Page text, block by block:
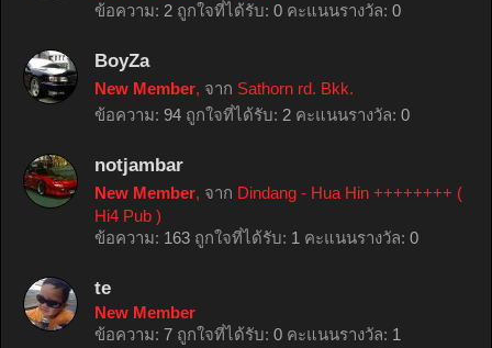
ข้อความ: 2 ถูกใจที่ได้รับ: 0 คะแนนรางวัล: 0
BoyZa
New Member, จาก Sathorn rd. Bkk.
ข้อความ: 94 ถูกใจที่ได้รับ: 2 คะแนนรางวัล: 0
notjambar
New Member, จาก Dindang - Hua Hin ++++++++ (
Hi4 Pub )
ข้อความ: 163 ถูกใจที่ได้รับ: 1 คะแนนรางวัล: 0
te
New Member
ข้อความ: 7 ถูกใจที่ได้รับ: 0 คะแนนรางวัล: 1